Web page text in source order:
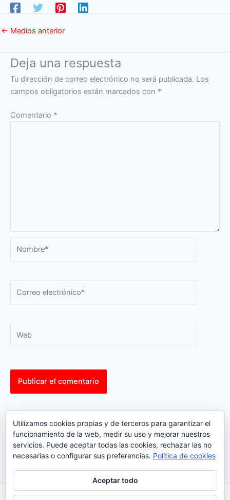
← Medios anterior
Deja una respuesta
Tu dirección de correo electrónico no será publicada. Los
campos obligatorios están marcados con *
Comentario *
electrónico*
comment data is processed.
Utilizamos cookies propias y de terceros para garantizar el
funcionamiento de la web, medir su uso y mejorar nuestros
servicios. Puede aceptar todas las cookies, rechazar las no
necesarias o configurar sus preferencias. Política de cookies
Aceptar todo